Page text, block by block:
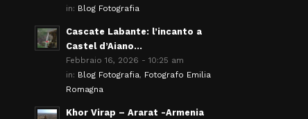
in: Blog Fotografia
Cascate Labante: l’incanto a
Castel d’Aiano...
Febbraio 16, 2026 - 10:25 am
in: Blog Fotografia, Fotografo Emilia
Romagna
Khor Virap – Ararat -Armenia